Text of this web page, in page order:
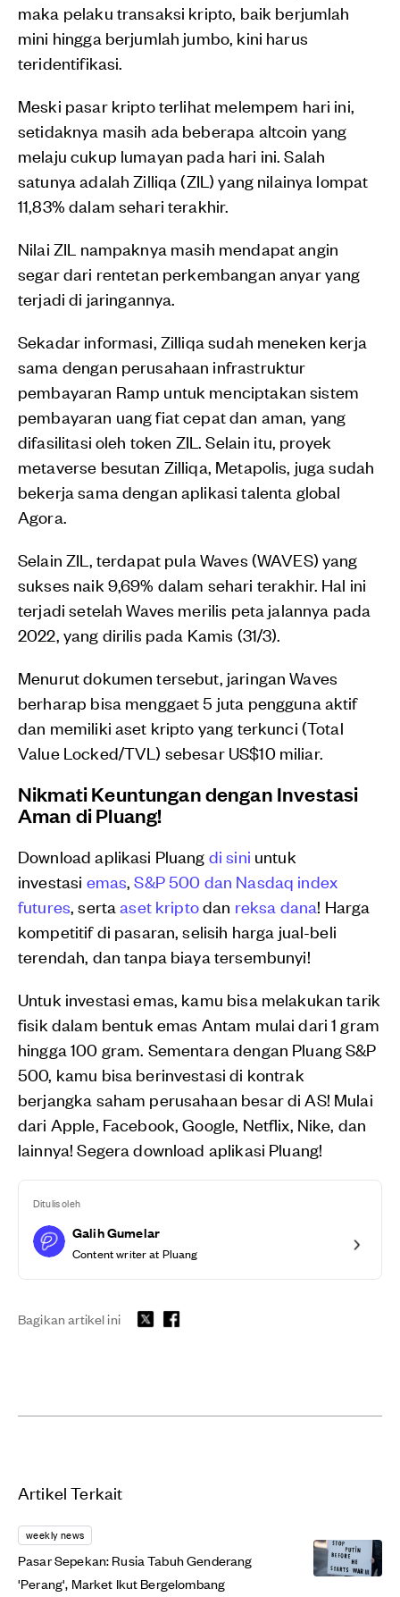
maka pelaku transaksi kripto, baik berjumlah
mini hingga berjumlah jumbo, kini harus
teridentifikasi.
Meski pasar kripto terlihat melempem hari ini,
setidaknya masih ada beberapa altcoin yang
melaju cukup lumayan pada hari ini. Salah
satunya adalah Zilliqa (ZIL) yang nilainya lompat
11,83% dalam sehari terakhir.
Nilai ZIL nampaknya masih mendapat angin
segar dari rentetan perkembangan anyar yang
terjadi di jaringannya.
Sekadar informasi, Zilliqa sudah meneken kerja
sama dengan perusahaan infrastruktur
pembayaran Ramp untuk menciptakan sistem
pembayaran uang fiat cepat dan aman, yang
difasilitasi oleh token ZIL. Selain itu, proyek
metaverse besutan Zilliqa, Metapolis, juga sudah
bekerja sama dengan aplikasi talenta global
Agora.
Selain ZIL, terdapat pula Waves (WAVES) yang
sukses naik 9,69% dalam sehari terakhir. Hal ini
terjadi setelah Waves merilis peta jalannya pada
2022, yang dirilis pada Kamis (31/3).
Menurut dokumen tersebut, jaringan Waves
berharap bisa menggaet 5 juta pengguna aktif
dan memiliki aset kripto yang terkunci (Total
Value Locked/TVL) sebesar US$10 miliar.
Nikmati Keuntungan dengan Investasi
Aman di Pluang!
Download aplikasi Pluang di sini untuk
investasi emas,S&P 500 dan Nasdaq index
futures, sertaaset kriptodan reksa dana! Harga
kompetitif di pasaran, selisih harga jual-beli
terendah, dan tanpa biaya tersembunyi!
Untuk investasi emas, kamu bisa melakukan tarik
fisik dalam bentuk emas Antam mulai dari 1 gram
hingga 100 gram. Sementara dengan Pluang S&P
500, kamu bisa berinvestasi di kontrak
berjangka saham perusahaan besar di AS! Mulai
dari Apple, Facebook, Google, Netflix, Nike, dan
lainnya! Segera download aplikasi Pluang!
Ditulis oleh
Galih Gumelar
Content writer at Pluang
Bagikan artikel ini
Artikel Terkait
weekly news
Pasar Sepekan: Rusia Tabuh Genderang
'Perang', Market Ikut Bergelombang